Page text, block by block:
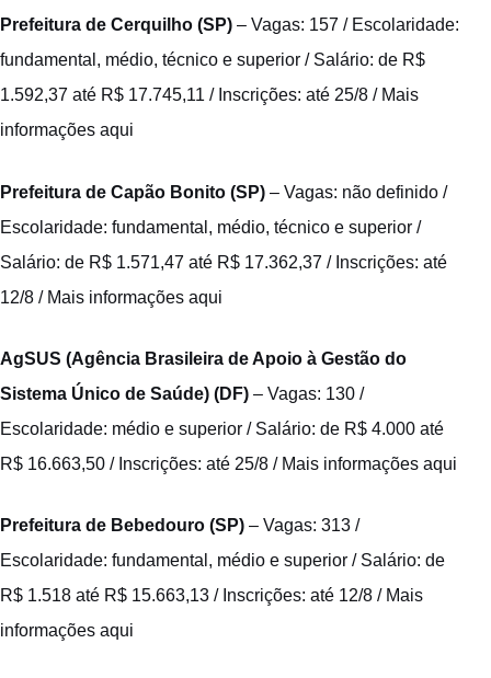
Prefeitura de Cerquilho (SP) – Vagas: 157 / Escolaridade:
fundamental, médio, técnico e superior / Salário: de R$
1.592,37 até R$ 17.745,11 / Inscrições: até 25/8 / Mais
informações aqui
Prefeitura de Capão Bonito (SP) – Vagas: não definido /
Escolaridade: fundamental, médio, técnico e superior /
Salário: de R$ 1.571,47 até R$ 17.362,37 / Inscrições: até
12/8 / Mais informações aqui
AgSUS (Agência Brasileira de Apoio à Gestão do
Sistema Único de Saúde) (DF) – Vagas: 130 /
Escolaridade: médio e superior / Salário: de R$ 4.000 até
R$ 16.663,50 / Inscrições: até 25/8 / Mais informações aqui
Prefeitura de Bebedouro (SP) – Vagas: 313 /
Escolaridade: fundamental, médio e superior / Salário: de
R$ 1.518 até R$ 15.663,13 / Inscrições: até 12/8 / Mais
informações aqui